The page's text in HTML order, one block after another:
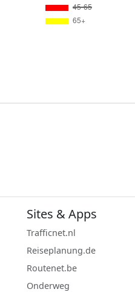
Sites & Apps
Trafficnet.nl
Reiseplanung.de
Routenet.be
Onderweg